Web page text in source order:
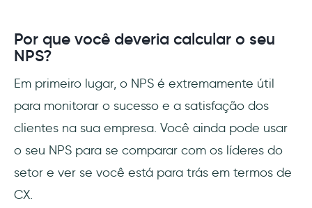
Por que você deveria calcular o seu
NPS?
Em primeiro lugar, o NPS é extremamente útil
para monitorar o sucesso e a satisfação dos
clientes na sua empresa. Você ainda pode usar
o seu NPS para se comparar com os líderes do
setor e ver se você está para trás em termos de
CX.